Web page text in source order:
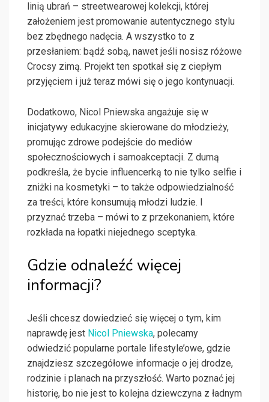
linią ubrań – streetwearowej kolekcji, której
założeniem jest promowanie autentycznego stylu
bez zbędnego nadęcia. A wszystko to z
przesłaniem: bądź sobą, nawet jeśli nosisz różowe
Crocsy zimą. Projekt ten spotkał się z ciepłym
przyjęciem i już teraz mówi się o jego kontynuacji.
Dodatkowo, Nicol Pniewska angażuje się w
inicjatywy edukacyjne skierowane do młodzieży,
promując zdrowe podejście do mediów
społecznościowych i samoakceptacji. Z dumą
podkreśla, że bycie influencerką to nie tylko selfie i
zniżki na kosmetyki – to także odpowiedzialność
za treści, które konsumują młodzi ludzie. I
przyznać trzeba – mówi to z przekonaniem, które
rozkłada na łopatki niejednego sceptyka.
Gdzie odnaleźć więcej
informacji?
Jeśli chcesz dowiedzieć się więcej o tym, kim
naprawdę jest Nicol Pniewska, polecamy
odwiedzić popularne portale lifestyle’owe, gdzie
znajdziesz szczegółowe informacje o jej drodze,
rodzinie i planach na przyszłość. Warto poznać jej
historię, bo nie jest to kolejna dziewczyna z ładnym